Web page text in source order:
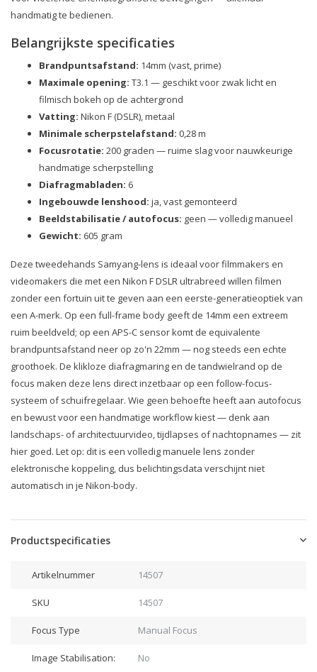
handmatig te bedienen.
Belangrijkste specificaties
Brandpuntsafstand: 14mm (vast, prime)
Maximale opening: T3.1 — geschikt voor zwak licht en
filmisch bokeh op de achtergrond
Vatting: Nikon F (DSLR), metaal
Minimale scherpstelafstand: 0,28 m
Focusrotatie: 200 graden — ruime slag voor nauwkeurige
handmatige scherpstelling
Diafragmabladen: 6
Ingebouwde lenshood: ja, vast gemonteerd
Beeldstabilisatie / autofocus: geen — volledig manueel
Gewicht: 605 gram
Deze tweedehands Samyang-lens is ideaal voor filmmakers en
videomakers die met een Nikon F DSLR ultrabreed willen filmen
zonder een fortuin uit te geven aan een eerste-generatieoptiek van
een A-merk. Op een full-frame body geeft de 14mm een extreem
ruim beeldveld; op een APS-C sensor komt de equivalente
brandpuntsafstand neer op zo'n 22mm — nog steeds een echte
groothoek. De klikloze diafragmaring en de tandwielrand op de
focus maken deze lens direct inzetbaar op een follow-focus-
systeem of schuifregelaar. Wie geen behoefte heeft aan autofocus
en bewust voor een handmatige workflow kiest — denk aan
landschaps- of architectuurvideo, tijdlapses of nachtopnames — zit
hier goed. Let op: dit is een volledig manuele lens zonder
elektronische koppeling, dus belichtingsdata verschijnt niet
automatisch in je Nikon-body.
Productspecificaties
Artikelnummer 14507
SKU 14507
Focus Type Manual Focus
Image Stabilisation: No